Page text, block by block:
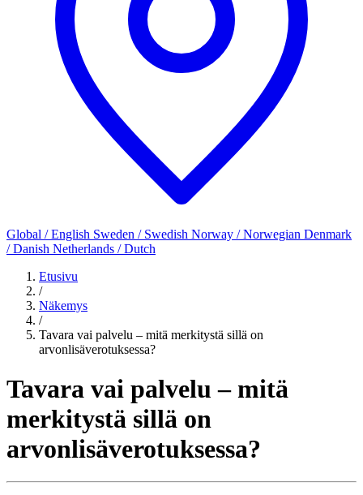
Global / English Sweden / Swedish Norway / Norwegian Denmark
/ Danish Netherlands / Dutch
Etusivu
/
Näkemys
/
Tavara vai palvelu – mitä merkitystä sillä on
arvonlisäverotuksessa?
Tavara vai palvelu – mitä
merkitystä sillä on
arvonlisäverotuksessa?